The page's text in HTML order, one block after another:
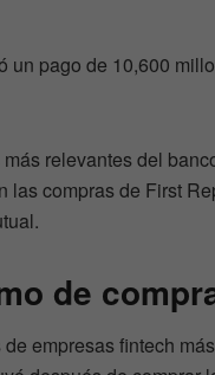
un pago de 10,600
relevantes del
compras de First
de
empresas fintech